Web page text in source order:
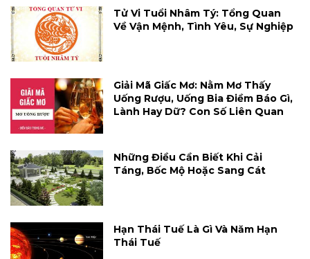
Tử Vi Tuổi Nhâm Tý: Tổng Quan
Về Vận Mệnh, Tình Yêu, Sự Nghiệp
Giải Mã Giấc Mơ: Nằm Mơ Thấy
Uống Rượu, Uống Bia Điềm Báo Gì,
Lành Hay Dữ? Con Số Liên Quan
Những Điều Cần Biết Khi Cải
Táng, Bốc Mộ Hoặc Sang Cát
Hạn Thái Tuế Là Gì Và Năm Hạn
Thái Tuế